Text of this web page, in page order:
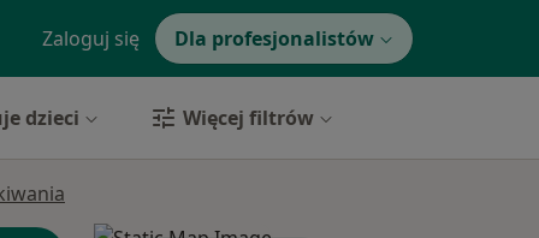
Zaloguj się Dla profesjonalistów
dzieci Więcej filtrów